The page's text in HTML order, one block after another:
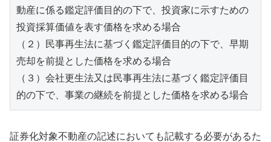
動産に係る鑑定評価目的の下で、投資家に示すための
投資採算価値を表す価格を求める場合
（２）民事再生法に基づく鑑定評価目的の下で、早期
売却を前提とした価格を求める場合
（３）会社更生法又は民事再生法に基づく鑑定評価目
証券化対象不動産の記述においても記載する必要があるた